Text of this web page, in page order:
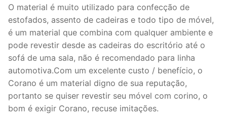
O material é muito utilizado para confecção de
estofados, assento de cadeiras e todo tipo de móvel,
é um material que combina com qualquer ambiente e
pode revestir desde as cadeiras do escritório até o
sofá de uma sala, não é recomendado para linha
automotiva.Com um excelente custo / benefício, o
Corano é um material digno de sua reputação,
portanto se quiser revestir seu móvel com corino, o
bom é exigir Corano, recuse imitações.